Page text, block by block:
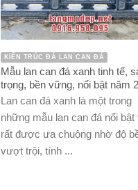
KIẾN TRÚC ĐÁ LAN CAN ĐÁ
Mẫu lan can đá xanh tinh tế,
trọng, bền vững, nổi bật năm
Lan can đá xanh là một trong
những mẫu lan can đá nổi bật
rất được ưa chuộng nhờ độ
vượt trội, tính ...